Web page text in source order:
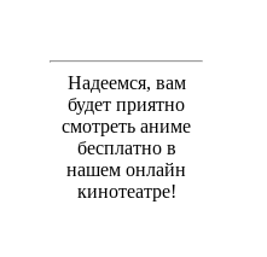
Надеемся, вам
будет приятно
смотреть аниме
бесплатно в
нашем онлайн
кинотеатре!